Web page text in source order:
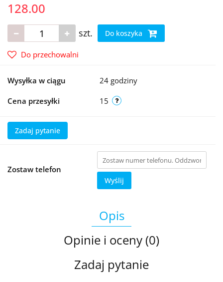
128.00
szt. Do koszyka
Do przechowalni
Wysyłka w ciągu 24 godziny
Cena przesyłki 15
Zadaj pytanie
Zostaw telefon
Wyślij
Opis
Opinie i oceny (0)
Zadaj pytanie